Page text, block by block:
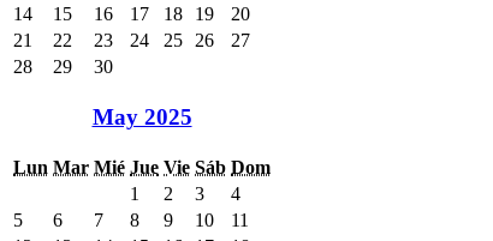
14
15 16 17 18 19
20
21
22 23 24 25 26
27
28
29 30
May 2025
Lun Mar Mié Jue Vie Sáb Dom
1
2 3
4
5
6 7 8 9 10
11